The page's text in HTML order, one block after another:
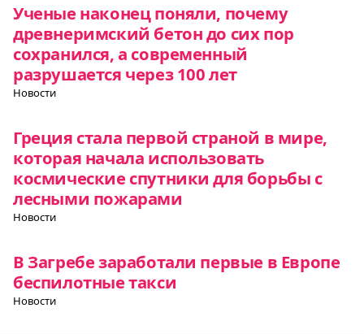
Ученые наконец поняли, почему
древнеримский бетон до сих пор
сохранился, а современный
разрушается через 100 лет
Новости
Греция стала первой страной в мире,
которая начала использовать
космические спутники для борьбы с
лесными пожарами
Новости
В Загребе заработали первые в Европе
беспилотные такси
Новости